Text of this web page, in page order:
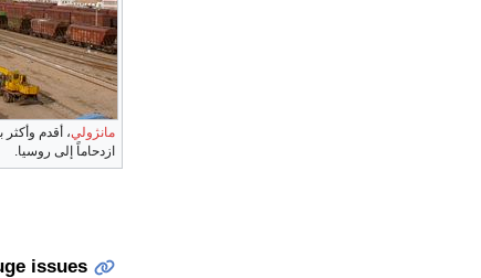
مانژولي، أقدم وأكثر
ازدحاماً إلى روسيا.
issues